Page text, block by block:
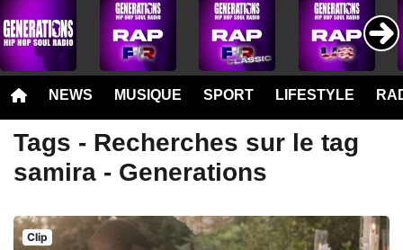
NEWS MUSIQUE SPORT LIFESTYLE
Tags - Recherches sur le tag
samira - Generations
Clip